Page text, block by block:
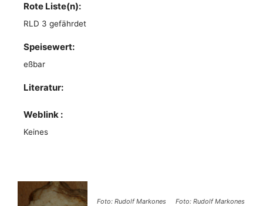
Rote Liste(n):
RLD 3 gefährdet
Speisewert:
eßbar
Literatur:
Weblink :
Keines
Foto: Rudolf Markones
Foto: Rudolf Markones